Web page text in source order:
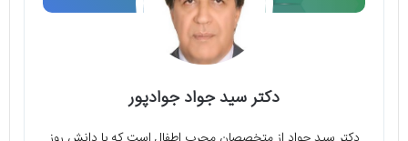
دکتر سید جواد جوادپور